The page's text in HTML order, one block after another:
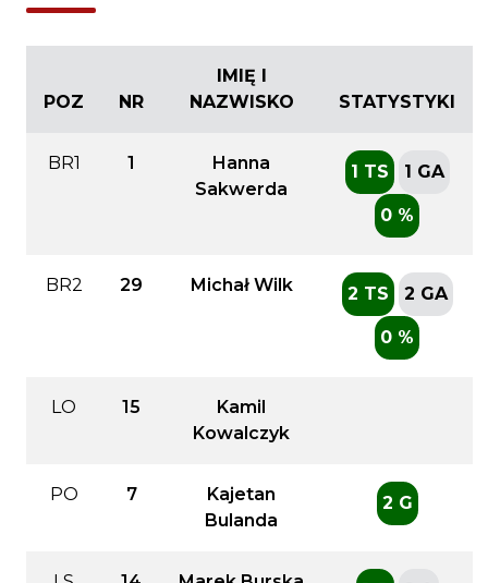
POZ NR
IMIĘ I
NAZWISKO
STATYSTYKI
BR1 1
Hanna
Sakwerda
1 TS 1 GA
0 %
BR2 29 Michał Wilk 2 TS 2 GA
0 %
LO 15
Kamil
Kowalczyk
PO 7
Kajetan
Bulanda
2 G